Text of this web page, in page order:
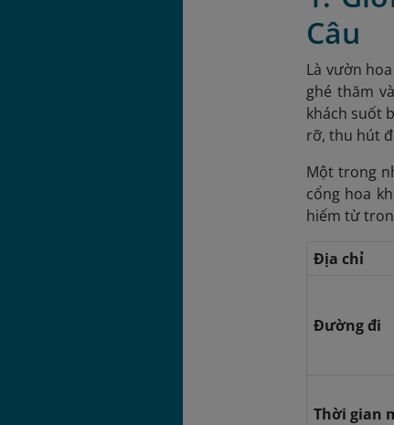
Câu
Là vườn
ghé thăm
khách suốt
rỡ, thu hút
Một trong
cổng hoa
hiếm từ
Địa chỉ
Đường đi
Thời gian